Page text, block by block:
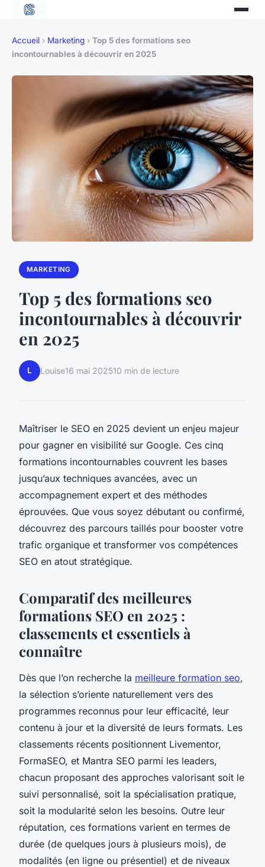
Accueil › Marketing › Top 5 des formations seo
incontournables à découvrir en 2025
MARKETING
Top 5 des formations seo
incontournables à découvrir
en 2025
L Louise16 mai 202510 min de lecture
Maîtriser le SEO en 2025 devient un enjeu majeur
pour gagner en visibilité sur Google. Ces cinq
formations incontournables couvrent les bases
jusqu’aux techniques avancées, avec un
accompagnement expert et des méthodes
éprouvées. Que vous soyez débutant ou confirmé,
découvrez des parcours taillés pour booster votre
trafic organique et transformer vos compétences
SEO en atout stratégique.
Comparatif des meilleures
formations SEO en 2025 :
classements et essentiels à
connaître
Dès que l’on recherche la meilleure formation seo,
la sélection s’oriente naturellement vers des
programmes reconnus pour leur efficacité, leur
contenu à jour et la diversité de leurs formats. Les
classements récents positionnent Livementor,
FormaSEO, et Mantra SEO parmi les leaders,
chacun proposant des approches valorisant soit le
suivi personnalisé, soit la spécialisation pratique,
soit la modularité selon les besoins. Outre leur
réputation, ces formations varient en termes de
durée (de quelques jours à plusieurs mois), de
modalités (en ligne ou présentiel) et de niveaux